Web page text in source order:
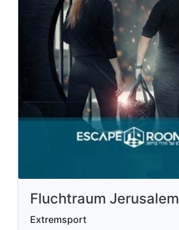
Fluchtraum Jerusalem
Extremsport